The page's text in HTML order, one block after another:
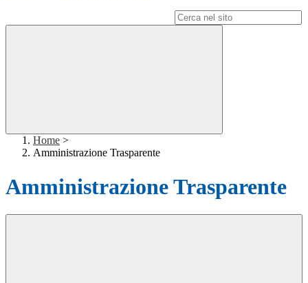
Home >
Amministrazione Trasparente
Amministrazione Trasparente